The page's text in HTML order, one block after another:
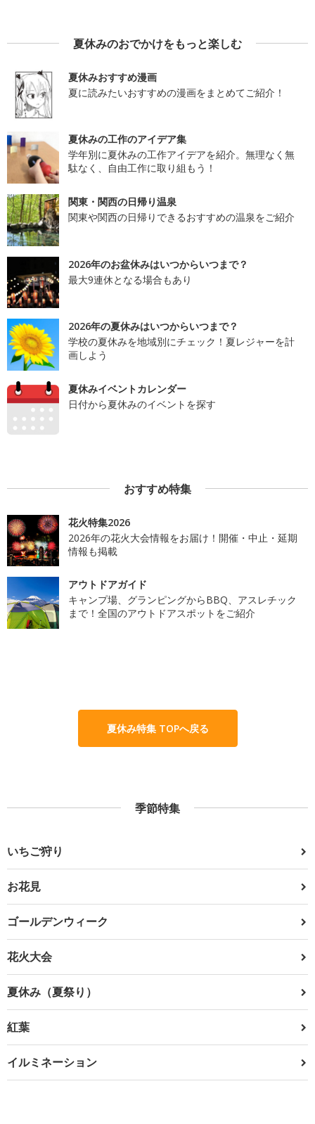
夏休みのおでかけをもっと楽しむ
夏休みおすすめ漫画
夏に読みたいおすすめの漫画をまとめてご紹介！
夏休みの工作のアイデア集
学年別に夏休みの工作アイデアを紹介。無理なく無
駄なく、自由工作に取り組もう！
関東・関西の日帰り温泉
関東や関西の日帰りできるおすすめの温泉をご紹介
2026年のお盆休みはいつからいつまで？
最大9連休となる場合もあり
2026年の夏休みはいつからいつまで？
学校の夏休みを地域別にチェック！夏レジャーを計
画しよう
夏休みイベントカレンダー
日付から夏休みのイベントを探す
おすすめ特集
花火特集2026
2026年の花火大会情報をお届け！開催・中止・延期
情報も掲載
アウトドアガイド
キャンプ場、グランピングからBBQ、アスレチック
まで！全国のアウトドアスポットをご紹介
夏休み特集 TOPへ戻る
季節特集
いちご狩り
お花見
ゴールデンウィーク
花火大会
夏休み（夏祭り）
紅葉
イルミネーション